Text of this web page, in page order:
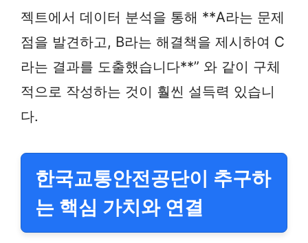
젝트에서 데이터 분석을 통해 **A라는 문제
점을 발견하고, B라는 해결책을 제시하여 C
라는 결과를 도출했습니다**” 와 같이 구체
적으로 작성하는 것이 훨씬 설득력 있습니
다.
한국교통안전공단이 추구하
는 핵심 가치와 연결